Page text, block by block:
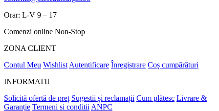
Orar: L-V 9 – 17
Comenzi online Non-Stop
ZONA CLIENT
Contul Meu Wishlist Autentificare Înregistrare Coș cumpărături
INFORMATII
Solicită ofertă de preț Sugestii și reclamații Cum plătesc Livrare &
Garanție Termeni si conditii ANPC